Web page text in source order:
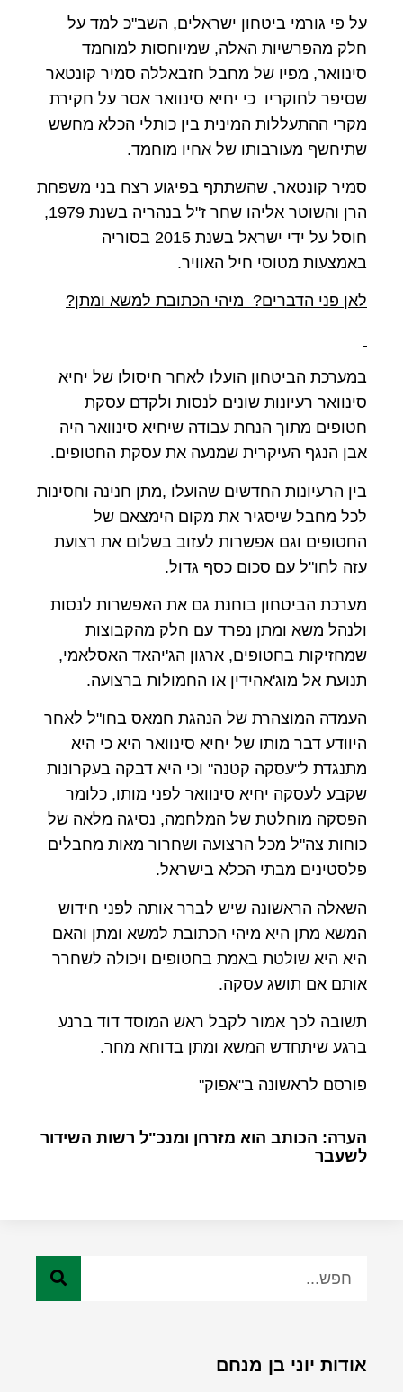
על פי גורמי ביטחון ישראלים, השב"כ למד על
חלק מהפרשיות האלה, שמיוחסות למוחמד
סינוואר, מפיו של מחבל חזבאללה סמיר קונטאר
שסיפר לחוקריו כי יחיא סינוואר אסר על חקירת
מקרי ההתעללות המינית בין כותלי הכלא מחשש
שתיחשף מעורבותו של אחיו מוחמד.
סמיר קונטאר, שהשתתף בפיגוע רצח בני משפחת
הרן והשוטר אליהו שחר ז"ל בנהריה בשנת 1979,
חוסל על ידי ישראל בשנת 2015 בסוריה
באמצעות מטוסי חיל האוויר.
לאן פני הדברים? מיהי הכתובת למשא ומתן?
במערכת הביטחון הועלו לאחר חיסולו של יחיא
סינוואר רעיונות שונים לנסות ולקדם עסקת
חטופים מתוך הנחת עבודה שיחיא סינוואר היה
אבן הנגף העיקרית שמנעה את עסקת החטופים.
בין הרעיונות החדשים שהועלו ,מתן חנינה וחסינות
לכל מחבל שיסגיר את מקום הימצאם של
החטופים וגם אפשרות לעזוב בשלום את רצועת
עזה לחו"ל עם סכום כסף גדול.
מערכת הביטחון בוחנת גם את האפשרות לנסות
ולנהל משא ומתן נפרד עם חלק מהקבוצות
שמחזיקות בחטופים, ארגון הג'יהאד האסלאמי,
תנועת אל מוג'אהידין או החמולות ברצועה.
העמדה המוצהרת של הנהגת חמאס בחו"ל לאחר
היוודע דבר מותו של יחיא סינוואר היא כי היא
מתנגדת ל"עסקה קטנה" וכי היא דבקה בעקרונות
שקבע לעסקה יחיא סינוואר לפני מותו, כלומר
הפסקה מוחלטת של המלחמה, נסיגה מלאה של
כוחות צה"ל מכל הרצועה ושחרור מאות מחבלים
פלסטינים מבתי הכלא בישראל.
השאלה הראשונה שיש לברר אותה לפני חידוש
המשא מתן היא מיהי הכתובת למשא ומתן והאם
היא היא שולטת באמת בחטופים ויכולה לשחרר
אותם אם תושג עסקה.
תשובה לכך אמור לקבל ראש המוסד דוד ברנע
ברגע שיתחדש המשא ומתן בדוחא מחר.
פורסם לראשונה ב"אפוק"
הערה: הכותב הוא מזרחן ומנכ"ל רשות השידור
לשעבר
אודות יוני בן מנחם